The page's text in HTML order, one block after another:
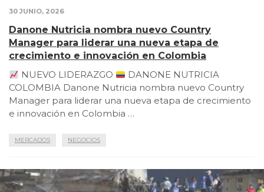
30 JUNIO, 2026
Danone Nutricia nombra nuevo Country
Manager para liderar una nueva etapa de
crecimiento e innovación en Colombia
NUEVO LIDERAZGO
DANONE NUTRICIA
COLOMBIA Danone Nutricia nombra nuevo Country
Manager para liderar una nueva etapa de crecimiento
e innovación en Colombia …
MERCADOS NEGOCIOS